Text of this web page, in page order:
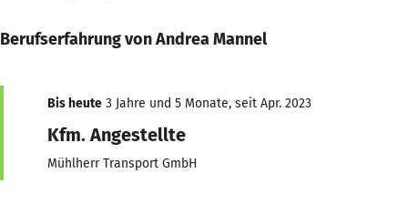
Berufserfahrung von Andrea Mannel
Bis heute 3 Jahre und 5 Monate, seit Apr. 2023
Kfm. Angestellte
Mühlherr Transport GmbH